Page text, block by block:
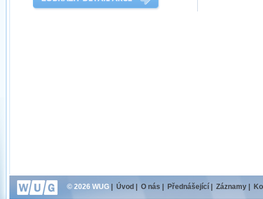
© 2026 WUG Úvod O nás Přednášející Záznamy